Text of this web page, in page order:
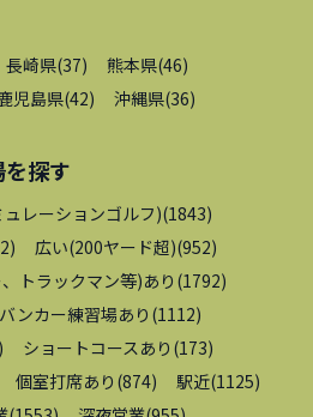
長崎県(37) 熊本県(46)
児島県(42) 沖縄県(36)
を探す
レーションゴルフ)(1843)
) 広い(200ヤード超)(952)
トラックマン等)あり (1792)
バンカー練習場あり (1112)
) ショートコースあり (173)
個室打席あり (874) 駅近(1125)